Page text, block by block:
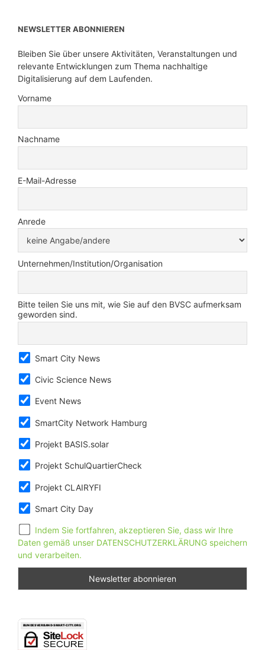
NEWSLETTER ABONNIEREN
Bleiben Sie über unsere Aktivitäten, Veranstaltungen und
relevante Entwicklungen zum Thema nachhaltige
Digitalisierung auf dem Laufenden.
Vorname
Nachname
E-Mail-Adresse
Anrede
Unternehmen/Institution/Organisation
Bitte teilen Sie uns mit, wie Sie auf den BVSC aufmerksam
geworden sind.
Smart City News
Civic Science News
Event News
SmartCity Network Hamburg
Projekt BASIS.solar
Projekt SchulQuartierCheck
Projekt CLAIRYFI
Smart City Day
Indem Sie fortfahren, akzeptieren Sie, dass wir Ihre
Daten gemäß unser DATENSCHUTZERKLÄRUNG speichern
und verarbeiten.